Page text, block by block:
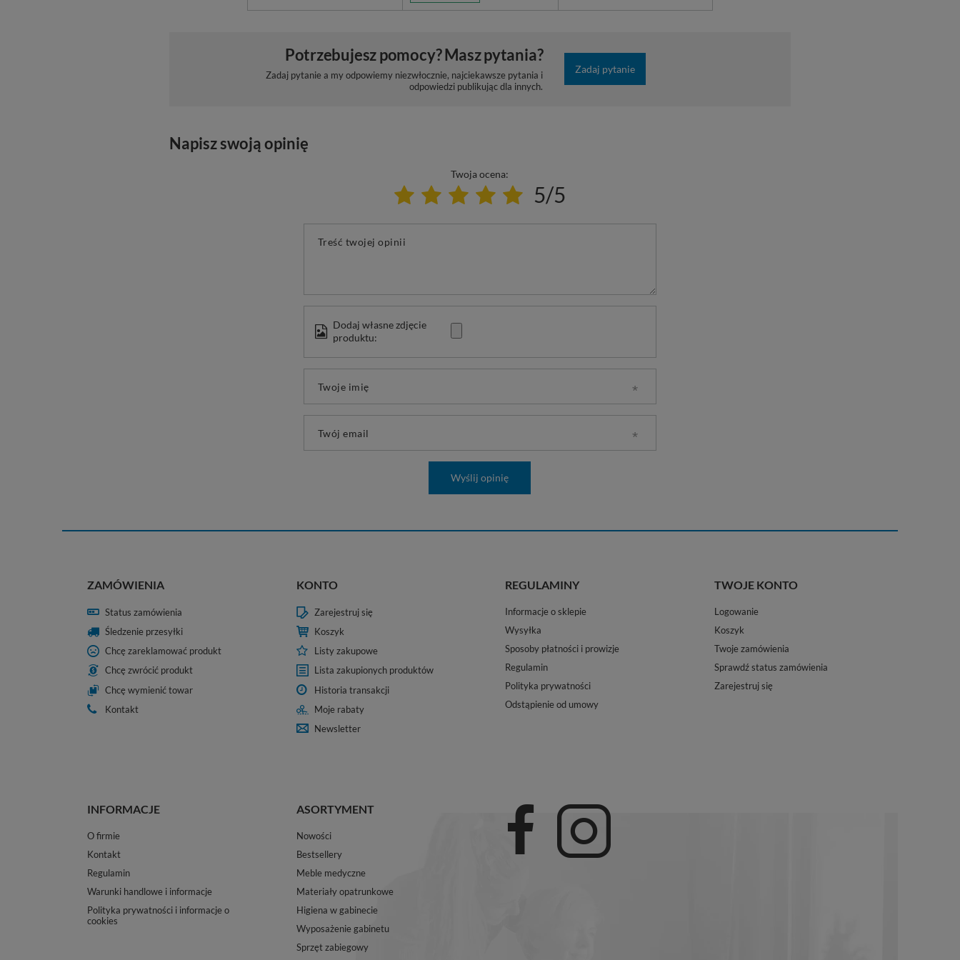
Potrzebujesz pomocy? Masz pytania?
Zadaj pytanie a my odpowiemy niezwłocznie, najciekawsze pytania i
odpowiedzi publikując dla innych.
Zadaj pytanie
Napisz swoją opinię
Twoja ocena:
5/5
Treść twojej opinii
Dodaj własne zdjęcie
produktu:
Twoje imię
Twój email
Wyślij opinię
ZAMÓWIENIA
Status zamówienia
Śledzenie przesyłki
Chcę zareklamować produkt
Chcę zwrócić produkt
Chcę wymienić towar
Kontakt
KONTO
Zarejestruj się
Koszyk
Listy zakupowe
Lista zakupionych produktów
Historia transakcji
Moje rabaty
Newsletter
REGULAMINY
Informacje o sklepie
Wysyłka
Sposoby płatności i prowizje
Regulamin
Polityka prywatności
Odstąpienie od umowy
TWOJE KONTO
Logowanie
Koszyk
Twoje zamówienia
Sprawdź status zamówienia
Zarejestruj się
INFORMACJE
O firmie
Kontakt
Regulamin
Warunki handlowe i informacje
Polityka prywatności i informacje o
cookies
ASORTYMENT
Nowości
Bestsellery
Meble medyczne
Materiały opatrunkowe
Higiena w gabinecie
Wyposażenie gabinetu
Sprzęt zabiegowy